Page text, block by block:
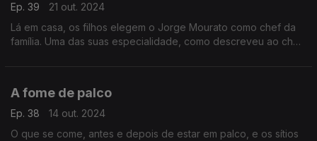
Ep. 39
21 out. 2024
Lá em casa, os filhos elegem o Jorge Mourato como chef da
família. Uma das suas especialidade, como descreveu ao chef
A fome de palco
Ep. 38
14 out. 2024
O que se come, antes e depois de estar em palco, e os sítios